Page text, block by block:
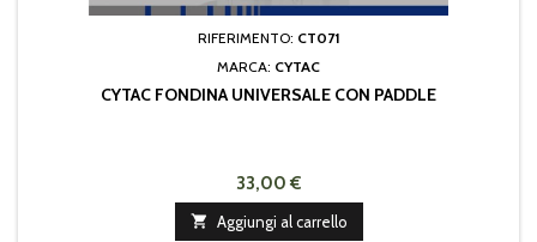
RIFERIMENTO: CT071
MARCA: CYTAC
CYTAC FONDINA UNIVERSALE CON PADDLE
33,00 €
 Aggiungi al carrello